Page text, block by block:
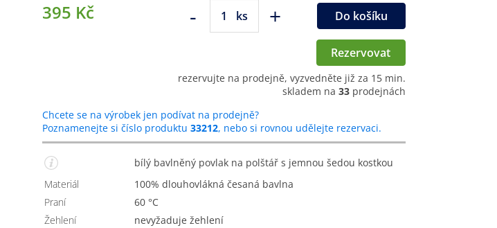
395 Kč - ks + Do košíku
Rezervovat
rezervujte na prodejně, vyzvedněte již za 15 min.
skladem na 33 prodejnách
Chcete se na výrobek jen podívat na prodejně?
Poznamenejte si číslo produktu 33212, nebo si rovnou udělejte rezervaci.
bílý bavlněný povlak na polštář s jemnou šedou kostkou
Materiál
100% dlouhovlákná česaná bavlna
Praní
60 °C
Žehlení
Nevyžaduje žehlení